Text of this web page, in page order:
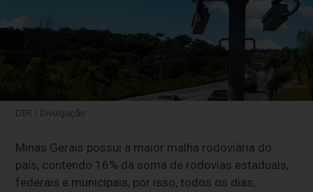
DER / Divulgação
Minas Gerais possui a maior malha rodoviária do
país, contendo 16% da soma de rodovias estaduais,
federais e municipais, por isso, todos os dias,